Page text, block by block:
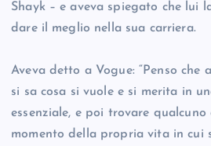
Shayk – e aveva spiegato che lui
dare il meglio nella sua carriera.
Aveva detto a Vogue: “Penso che
si sa cosa si vuole e si merita in
essenziale, e poi trovare
momento della propria vita in cui